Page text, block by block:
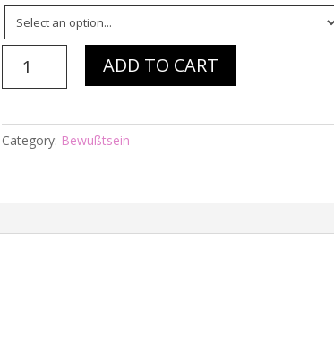
Den
quantity
ADD TO CART
Category: Bewußtsein